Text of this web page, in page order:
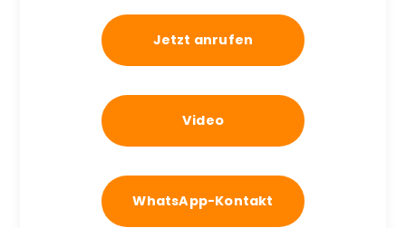
Jetzt anrufen
Video
WhatsApp-Kontakt